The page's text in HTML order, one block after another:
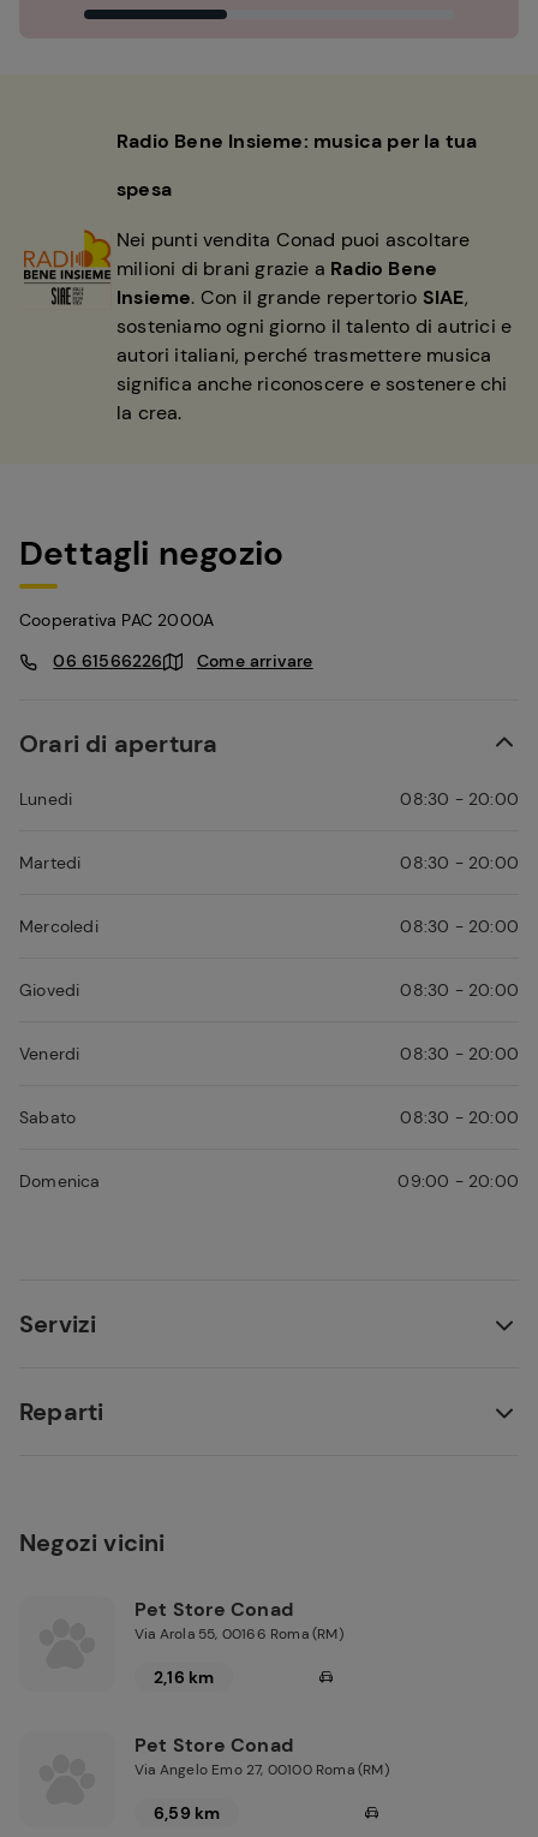
Radio Bene Insieme: musica per la tua
spesa
Nei punti vendita Conad puoi ascoltare
milioni di brani grazie a Radio Bene
Insieme. Con il grande repertorio SIAE,
sosteniamo ogni giorno il talento di autrici e
autori italiani, perché trasmettere musica
significa anche riconoscere e sostenere chi
la crea.
Dettagli negozio
Cooperativa PAC 2000A
06 61566226
Come arrivare
Orari di apertura
Lunedi 08:30 - 20:00
Martedi 08:30 - 20:00
Mercoledi 08:30 - 20:00
Giovedi 08:30 - 20:00
Venerdi 08:30 - 20:00
Sabato 08:30 - 20:00
Domenica 09:00 - 20:00
Servizi
Reparti
Negozi vicini
Pet Store Conad
Via Arola 55, 00166 Roma (RM)
2,16 km
Pet Store Conad
Via Angelo Emo 27, 00100 Roma (RM)
6,59 km